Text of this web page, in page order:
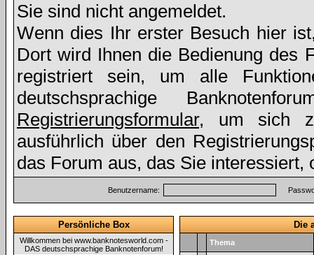
Sie sind nicht angemeldet.
Wenn dies Ihr erster Besuch hier
Dort wird Ihnen die Bedienung des
registriert sein, um alle
deutschsprachige
Registrierungsformular, um sich
ausführlich über den
das Forum aus, das Sie
Benutzername:
Persönliche Box
Willkommen bei www.banknotesworld.com -
DAS deutschsprachige Banknotenforum!
Die
Thema